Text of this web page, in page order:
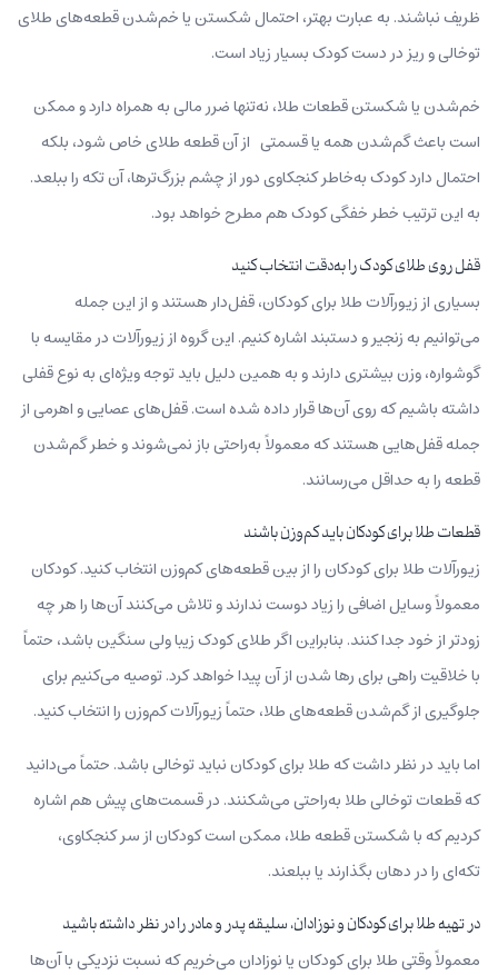
ظریف نباشند. به عبارت بهتر، احتمال شکستن یا خم‌شدن قطعه‌های طلای
توخالی و ریز در دست کودک بسیار زیاد است.
خم‌شدن یا شکستن قطعات طلا، نه‌تنها ضرر مالی به‌ همراه دارد و ممکن
است باعث گم‌شدن همه یا قسمتی از آن قطعه طلای خاص شود، بلکه
احتمال دارد کودک به‌خاطر کنجکاوی دور از چشم بزرگ‌ترها، آن تکه را ببلعد.
به این ترتیب خطر خفگی کودک هم مطرح خواهد بود.
قفل روی طلای کودک را به‌دقت انتخاب کنید
بسیاری از زیورآلات طلا برای کودکان، قفل‌دار هستند و از این جمله
می‌توانیم به زنجیر و دستبند اشاره کنیم. این گروه از زیورآلات در مقایسه با
گوشواره، وزن بیشتری دارند و به همین دلیل باید توجه ویژه‌ای به نوع قفلی
داشته باشیم که روی آن‌ها قرار داده شده است. قفل‌های عصایی و اهرمی از
جمله قفل‌هایی هستند که معمولاً به‌راحتی باز نمی‌شوند و خطر گم‌شدن
قطعه را به حداقل می‌رسانند.
قطعات طلا برای کودکان باید کم‌وزن باشند
زیورآلات طلا برای کودکان را از بین قطعه‌های کم‌وزن انتخاب کنید. کودکان
معمولاً وسایل اضافی را زیاد دوست ندارند و تلاش می‌کنند آن‌ها را هر چه
زودتر از خود جدا کنند. بنابراین اگر طلای کودک زیبا ولی سنگین باشد، حتماً
با خلاقیت راهی برای رها شدن از آن پیدا خواهد کرد. توصیه می‌کنیم برای
جلوگیری از گم‌شدن قطعه‌های طلا، حتماً زیورآلات کم‌وزن را انتخاب کنید.
اما باید در نظر داشت که طلا برای کودکان نباید توخالی باشد. حتماً می‌دانید
که قطعات توخالی طلا به‌راحتی می‌شکنند. در قسمت‌های پیش هم اشاره
کردیم که با شکستن قطعه طلا، ممکن است کودکان از سر کنجکاوی،
تکه‌‌ای را در دهان بگذارند یا ببلعند.
در تهیه طلا برای کودکان و نوزادان، سلیقه پدر و مادر را در نظر داشته باشید
معمولاً وقتی طلا برای کودکان یا نوزادان می‌خریم که نسبت نزدیکی با آن‌ها